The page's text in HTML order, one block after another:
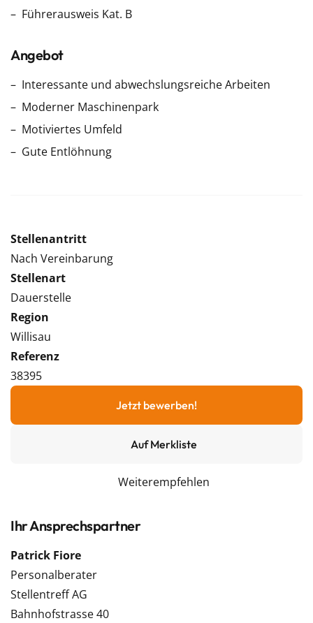
Führerausweis Kat. B
Angebot
Interessante und abwechslungsreiche Arbeiten
Moderner Maschinenpark
Motiviertes Umfeld
Gute Entlöhnung
Stellenantritt
Nach Vereinbarung
Stellenart
Dauerstelle
Region
Willisau
Referenz
38395
Jetzt bewerben!
Auf Merkliste
Weiterempfehlen
Ihr Ansprechspartner
Patrick Fiore
Personalberater
Stellentreff AG
Bahnhofstrasse 40